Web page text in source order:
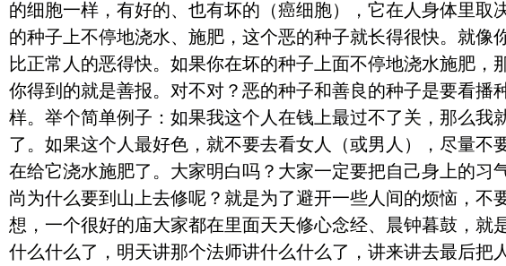
的细胞一样，有好的、也有坏的（癌细胞），它在人身体里
的种子上不停地浇水、施肥，这个恶的种子就长得很快。就
比正常人的恶得快。如果你在坏的种子上面不停地浇水施肥
你得到的就是善报。对不对？恶的种子和善良的种子是要看
样。举个简单例子：如果我这个人在钱上最过不了关，那么
了。如果这个人最好色，就不要去看女人（或男人），尽量
在给它浇水施肥了。大家明白吗？大家一定要把自己身上的
尚为什么要到山上去修呢？就是为了避开一些人间的烦恼，不
想，一个很好的庙大家都在里面天天修心念经、晨钟暮鼓，
什么什么了，明天讲那个法师讲什么什么了，讲来讲去最后